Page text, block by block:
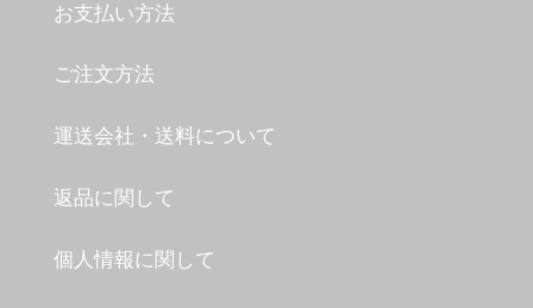
お支払い方法
ご注文方法
運送会社・送料について
返品に関して
個人情報に関して